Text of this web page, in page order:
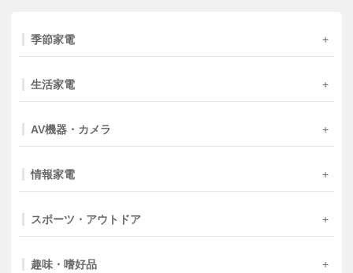
季節家電
生活家電
AV機器・カメラ
情報家電
スポーツ・アウトドア
趣味・嗜好品